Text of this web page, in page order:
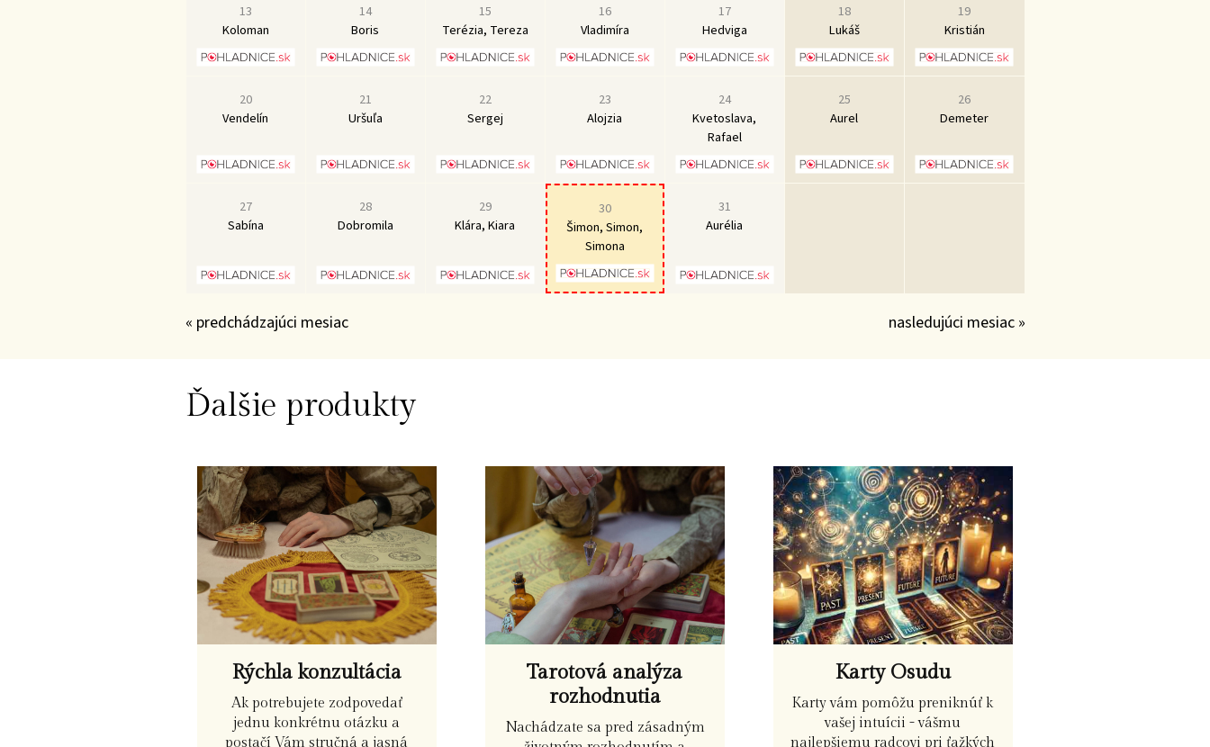
13
Koloman
14
Boris
15
Terézia, Tereza
16
Vladimíra
17
Hedviga
18
Lukáš
19
Kristián
20
Vendelín
21
Uršuľa
22
Sergej
23
Alojzia
24
Kvetoslava,
Rafael
25
Aurel
26
Demeter
27
Sabína
28
Dobromila
29
Klára, Kiara
30
Šimon, Simon,
Simona
31
Aurélia
« predchádzajúci mesiac nasledujúci mesiac »
Ďalšie produkty
Rýchla konzultácia
Ak potrebujete zodpovedať
jednu konkrétnu otázku a
postačí Vám stručná a jasná
Tarotová analýza
rozhodnutia
Nachádzate sa pred zásadným
Karty Osudu
Karty vám pomôžu preniknúť k
vašej intuícii - vášmu
najlepšiemu radcovi pri ťažkých